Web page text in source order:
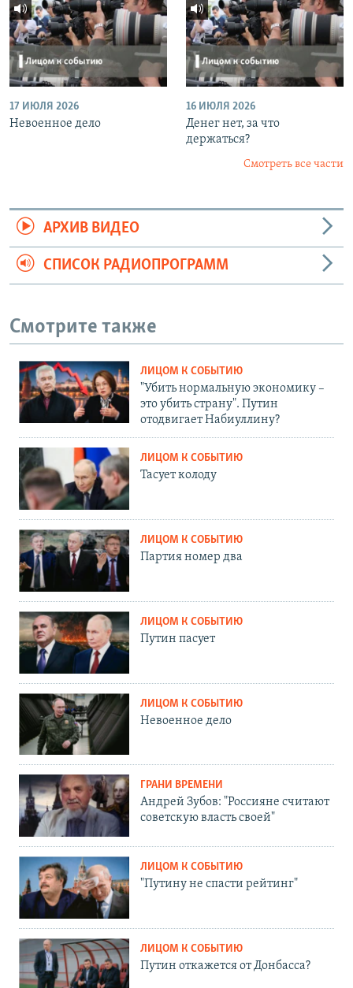
17 ИЮЛЯ 2026
Невоенное дело
16 ИЮЛЯ 2026
Денег нет, за что
держаться?
Смотреть все части
АРХИВ ВИДЕО
СПИСОК РАДИОПРОГРАММ
Смотрите также
ЛИЦОМ К СОБЫТИЮ
"Убить нормальную экономику –
это убить страну". Путин
отодвигает Набиуллину?
ЛИЦОМ К СОБЫТИЮ
Тасует колоду
ЛИЦОМ К СОБЫТИЮ
Партия номер два
ЛИЦОМ К СОБЫТИЮ
Путин пасует
ЛИЦОМ К СОБЫТИЮ
Невоенное дело
ГРАНИ ВРЕМЕНИ
Андрей Зубов: "Россияне считают
советскую власть своей"
ЛИЦОМ К СОБЫТИЮ
"Путину не спасти рейтинг"
ЛИЦОМ К СОБЫТИЮ
Путин откажется от Донбасса?